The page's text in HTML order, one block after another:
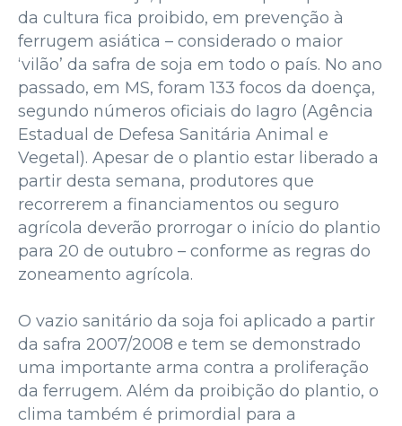
da cultura fica proibido, em prevenção à
ferrugem asiática – considerado o maior
‘vilão’ da safra de soja em todo o país. No ano
passado, em MS, foram 133 focos da doença,
segundo números oficiais do Iagro (Agência
Estadual de Defesa Sanitária Animal e
Vegetal). Apesar de o plantio estar liberado a
partir desta semana, produtores que
recorrerem a financiamentos ou seguro
agrícola deverão prorrogar o início do plantio
para 20 de outubro – conforme as regras do
zoneamento agrícola.
O vazio sanitário da soja foi aplicado a partir
da safra 2007/2008 e tem se demonstrado
uma importante arma contra a proliferação
da ferrugem. Além da proibição do plantio, o
clima também é primordial para a